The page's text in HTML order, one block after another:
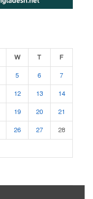
W T F
5 6 7
12 13 14
19 20 21
26 27 28